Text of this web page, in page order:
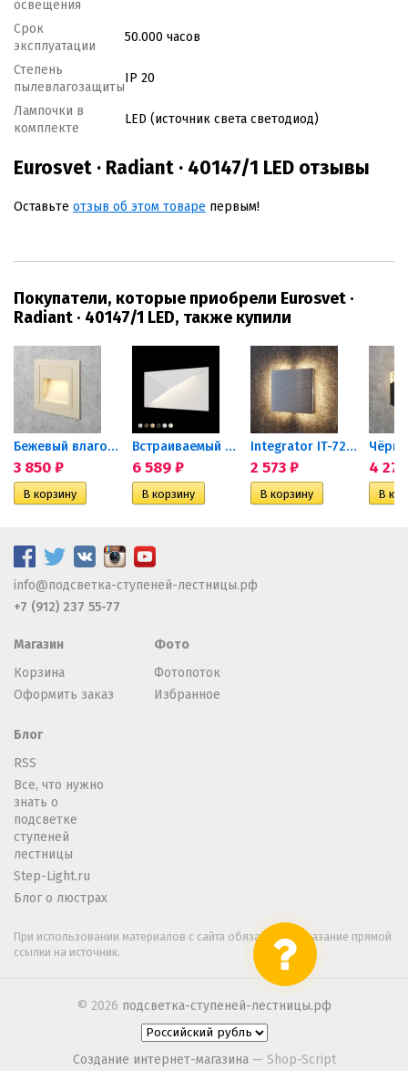
освещения
Срок
эксплуатации
50.000 часов
Степень
пылевлагозащиты
IP 20
Лампочки в
комплекте
LED (источник света светодиод)
Eurosvet · Radiant · 40147/1 LED отзывы
Оставьте отзыв об этом товаре первым!
Покупатели, которые приобрели Eurosvet ·
Radiant · 40147/1 LED, также купили
Бежевый влагозащищенный...
3 850 ₽
Встраиваемый светильник...
6 589 ₽
Integrator IT-721 AL DUO...
2 573 ₽ 4
info@подсветка-ступеней-лестницы.рф
+7 (912) 237 55-77
Магазин
Корзина
Оформить заказ
Фото
Фотопоток
Избранное
Блог
RSS
Все, что нужно
знать о
подсветке
ступеней
лестницы
Step-Light.ru
Блог о люстрах
При использовании материалов с сайта обязательно указание прямой
ссылки на источник.
© 2026 подсветка-ступеней-лестницы.рф
Создание интернет-магазина— Shop-Script